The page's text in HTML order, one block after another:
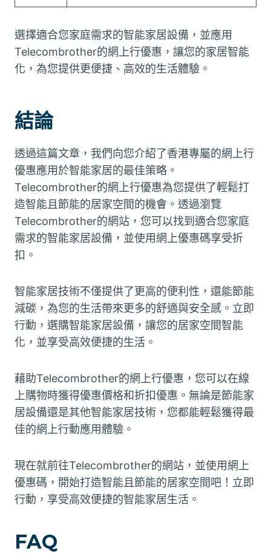
選擇適合您家庭需求的智能家居設備，並應用
Telecombrother的網上行優惠，讓您的家居智能
化，為您提供更便捷、高效的生活體驗。
結論
透過這篇文章，我們向您介紹了香港專屬的網上行
優惠應用於智能家居的最佳策略。
Telecombrother的網上行優惠為您提供了輕鬆打
造智能且節能的居家空間的機會。透過瀏覽
Telecombrother的網站，您可以找到適合您家庭
需求的智能家居設備，並使用網上優惠碼享受折
扣。
智能家居技術不僅提供了更高的便利性，還能節能
減碳，為您的生活帶來更多的舒適與安全感。立即
行動，選購智能家居設備，讓您的居家空間智能
化，並享受高效便捷的生活。
藉助Telecombrother的網上行優惠，您可以在線
上購物時獲得優惠價格和折扣優惠。無論是節能家
居設備還是其他智能家居技術，您都能輕鬆獲得最
佳的網上行動應用體驗。
現在就前往Telecombrother的網站，並使用網上
優惠碼，開始打造智能且節能的居家空間吧！立即
行動，享受高效便捷的智能家居生活。
FAQ